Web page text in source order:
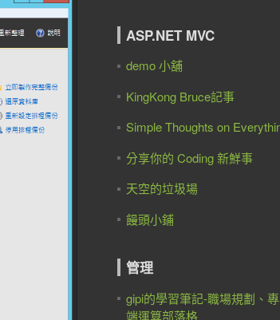
ASP.NET MVC
demo 小舖
KingKong Bruce記事
Simple Thoughts on
分享你的 Coding 新鮮事
天空的垃圾場
饅頭小鋪
管理
gipi的學習筆記-職場規劃、
端運算部落格